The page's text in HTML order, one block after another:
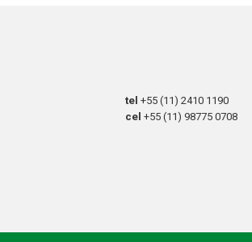
tel+55 (11) 2410 1190
cel+55 (11) 98775 0708